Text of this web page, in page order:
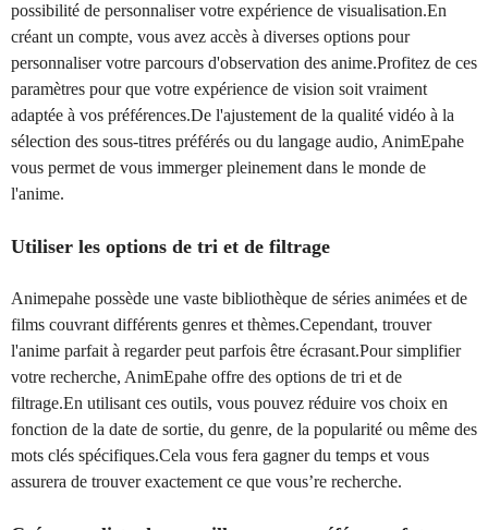
possibilité de personnaliser votre expérience de visualisation.En
créant un compte, vous avez accès à diverses options pour
personnaliser votre parcours d'observation des anime.Profitez de ces
paramètres pour que votre expérience de vision soit vraiment
adaptée à vos préférences.De l'ajustement de la qualité vidéo à la
sélection des sous-titres préférés ou du langage audio, AnimEpahe
vous permet de vous immerger pleinement dans le monde de
l'anime.
Utiliser les options de tri et de filtrage
Animepahe possède une vaste bibliothèque de séries animées et de
films couvrant différents genres et thèmes.Cependant, trouver
l'anime parfait à regarder peut parfois être écrasant.Pour simplifier
votre recherche, AnimEpahe offre des options de tri et de
filtrage.En utilisant ces outils, vous pouvez réduire vos choix en
fonction de la date de sortie, du genre, de la popularité ou même des
mots clés spécifiques.Cela vous fera gagner du temps et vous
assurera de trouver exactement ce que vous’re recherche.